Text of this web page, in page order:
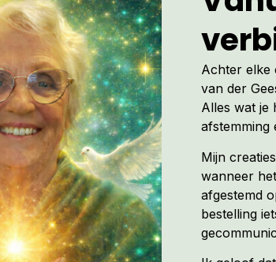
Achter elke
van der
Alles wat je
afstemming
Mijn
wanneer
afgestemd
bestelling